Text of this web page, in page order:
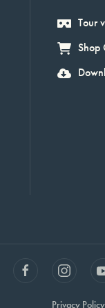
Tour
Shop
Privacy Policy